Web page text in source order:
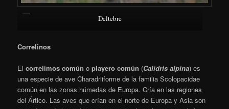
Deltebre
Correlinos
Elcorrelimos común oplayero común (Calidris alpina) es
una especie de ave Charadriiforme de la familia Scolopacidae
común en las zonas húmedas de Europa. Cría en las regiones
del Ártico. Las aves que crían en el norte de Europa y Asia son